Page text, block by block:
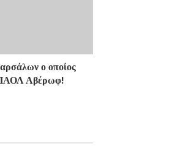
ο οποίος
ΠΑΟΛ Αβέρωφ!